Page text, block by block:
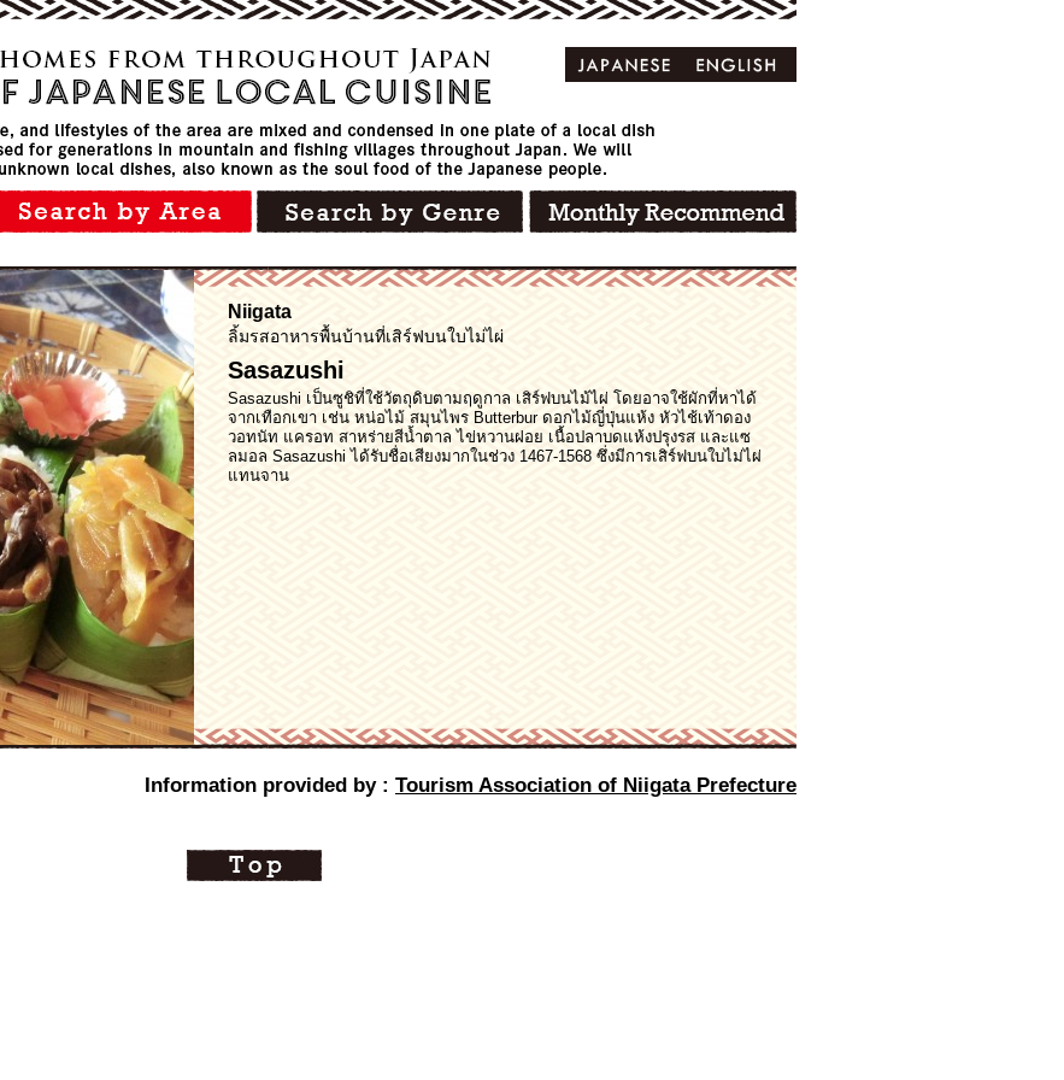
Niigata
ลิ้มรสอาหารพื้นบ้านที่เสิร์ฟบนใบไม่ไผ่
Sasazushi
Sasazushi เป็นซูชิที่ใช้วัตถุดิบตามฤดูกาล เสิร์ฟบนไม้ไผ่ โดยอาจใช้ผักที่หาได้
จากเทือกเขา เช่น หน่อไม้ สมุนไพร Butterbur ดอกไม้ญี่ปุ่นแห้ง หัวไช้เท้าดอง
วอทนัท แครอท สาหร่ายสีน้ำตาล ไข่หวานฝอย เนื้อปลาบดแห้งปรุงรส และแซ
ลมอล Sasazushi ได้รับชื่อเสียงมากในช่วง 1467-1568 ซึ่งมีการเสิร์ฟบนใบไม่ไผ่
แทนจาน
Information provided by : Tourism Association of Niigata Prefecture